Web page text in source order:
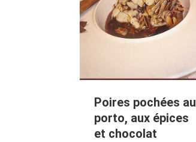
Poires pochées au
porto, aux épices
et chocolat